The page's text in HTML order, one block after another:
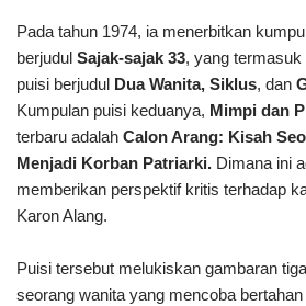
Pada tahun 1974, ia menerbitkan
berjudul Sajak-sajak 33, yang
puisi berjudul Dua Wanita, Siklus, dan
Kumpulan puisi keduanya, Mimpi dan
terbaru adalah Calon Arang: Kisah
Menjadi Korban Patriarki. Dimana ini
memberikan perspektif kritis terhadap
Karon Alang.
Puisi tersebut melukiskan gambaran
seorang wanita yang mencoba